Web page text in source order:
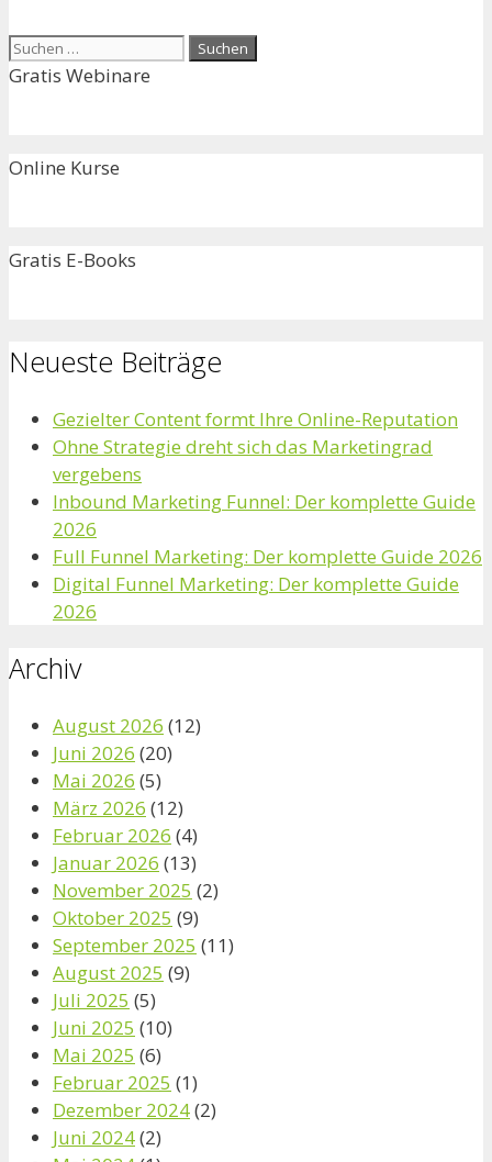
Suchen
nach:
Gratis Webinare
Online Kurse
Gratis E-Books
Neueste Beiträge
Gezielter Content formt Ihre Online-Reputation
Ohne Strategie dreht sich das Marketingrad
vergebens
Inbound Marketing Funnel: Der komplette Guide
2026
Full Funnel Marketing: Der komplette Guide 2026
Digital Funnel Marketing: Der komplette Guide
2026
Archiv
August 2026 (12)
Juni 2026 (20)
Mai 2026 (5)
März 2026 (12)
Februar 2026 (4)
Januar 2026 (13)
November 2025 (2)
Oktober 2025 (9)
September 2025 (11)
August 2025 (9)
Juli 2025 (5)
Juni 2025 (10)
Mai 2025 (6)
Februar 2025 (1)
Dezember 2024(2)
Juni 2024(2)